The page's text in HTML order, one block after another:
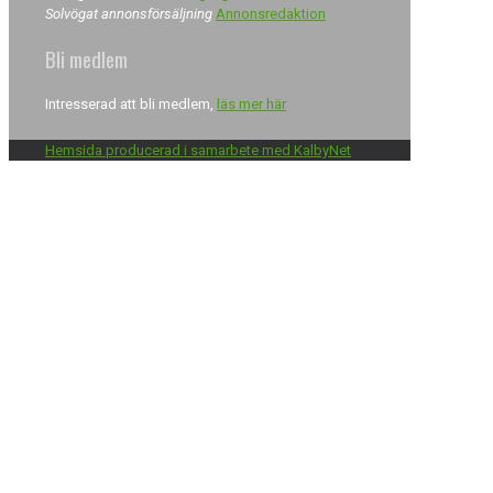
Solvögat annonsförsäljning Annonsredaktion
Bli medlem
Intresserad att bli medlem, läs mer här
Hemsida producerad i samarbete med KalbyNet